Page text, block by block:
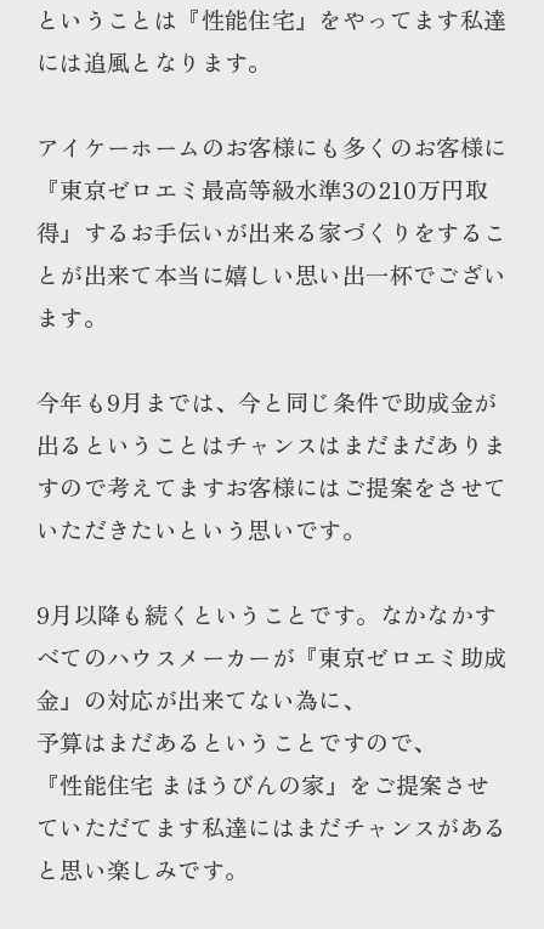
ということは『性能住宅』をやってます私達
には追風となります。
アイケーホームのお客様にも多くのお客様に
『東京ゼロエミ最高等級水準3の210万円取
得』するお手伝いが出来る家づくりをするこ
とが出来て本当に嬉しい思い出一杯でござい
ます。
今年も9月までは、今と同じ条件で助成金が
出るということはチャンスはまだまだありま
すので考えてますお客様にはご提案をさせて
いただきたいという思いです。
9月以降も続くということです。なかなかす
べてのハウスメーカーが『東京ゼロエミ助成
金』の対応が出来てない為に、
予算はまだあるということですので、
『性能住宅 まほうびんの家』をご提案させ
ていただてます私達にはまだチャンスがある
と思い楽しみです。